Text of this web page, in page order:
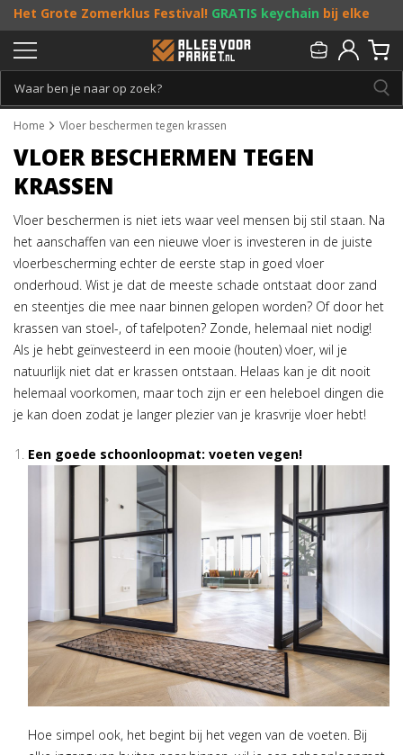
Het Grote Zomerklus Festival! GRATIS keychain bij elke
bestelling vanaf €25, entoffe acties! Doe je mee?
Persoonlijk & gratis advies:013 - 207 00 01
Home Vloer beschermen tegen krassen
VLOER BESCHERMEN TEGEN
KRASSEN
Vloer beschermen is niet iets waar veel mensen bij stil staan. Na
het aanschaffen van een nieuwe vloer is investeren in de juiste
vloerbescherming echter de eerste stap in goed vloer
onderhoud. Wist je dat de meeste schade ontstaat door zand
en steentjes die mee naar binnen gelopen worden? Of door het
krassen van stoel-, of tafelpoten? Zonde, helemaal niet nodig!
Als je hebt geïnvesteerd in een mooie (houten) vloer, wil je
natuurlijk niet dat er krassen ontstaan. Helaas kan je dit nooit
helemaal voorkomen, maar toch zijn er een heleboel dingen die
je kan doen zodat je langer plezier van je krasvrije vloer hebt!
Een goede schoonloopmat: voeten vegen!
Hoe simpel ook, het begint bij het vegen van de voeten. Bij